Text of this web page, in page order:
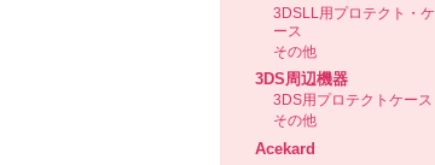
3DSLL用プロテクト・ケ
ース
その他
3DS周辺機器
3DS用プロテクトケース
その他
Acekard